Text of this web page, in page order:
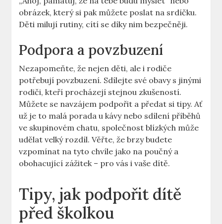
obrázek, který si pak můžete poslat na srdíčku.
Děti milují rutiny, cítí se díky nim bezpečněji.
Podpora a povzbuzení
Nezapomeňte, že nejen děti, ale i rodiče
potřebují povzbuzení. Sdílejte své obavy s jinými
rodiči, kteří procházejí stejnou zkušeností.
Můžete se navzájem podpořit a předat si tipy. Ať
už je to malá porada u kávy nebo sdílení příběhů
ve skupinovém chatu, společnost blízkých může
udělat velký rozdíl. Věřte, že brzy budete
vzpomínat na tyto chvíle jako na poučný a
obohacující zážitek – pro vás i vaše dítě.
Tipy, jak podpořit dítě
před školkou